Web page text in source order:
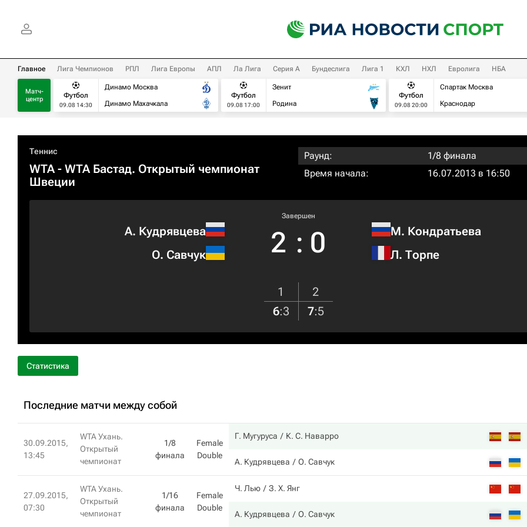
Главное Лига Чемпионов РПЛ Лига Европы АПЛ Ла Лига Серия А Бундеслига Лига 1 КХЛ НХЛ Евролига НБА
Матч-
центр
Футбол
09.08 14:30
Динамо Москва
Динамо Махачкала
Футбол
09.08 17:00
Зенит
Родина
Футбол
09.08 20:00
Спартак Москва
Краснодар
Теннис
WTA- WTA Бастад. Открытый чемпионат
Швеции
Раунд:
1/8 финала
Время начала:
16.07.2013 в 16:50
А. Кудрявцева
О. Савчук
Завершен
2 : 0
М. Кондратьева
Л. Торпе
1
2
6:3 7:5
Статистика
Последние матчи между собой
30.09.2015,
13:45
WTA Ухань.
Открытый
чемпионат
1/8
финала
Female
Double
Г. Мугуруса К. С. Наварро
А. Кудрявцева О. Савчук
27.09.2015,
07:30
WTA Ухань.
Открытый
чемпионат
1/16
финала
Female
Double
Ч. Лью З. Х. Янг
А. Кудрявцева О. Савчук